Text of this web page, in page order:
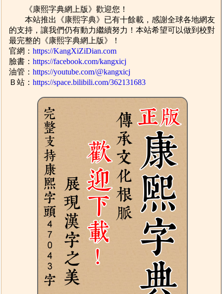
《康熙字典網上版》歡迎您！
本站推出《康熙字典》已有十餘載，感謝全球各地網友
的支持，讓我們仍有動力繼續努力！本站希望可以做到校對
最完整的《康熙字典網上版》！
官網：https://KangXiZiDian.com
臉書：https://facebook.com/kangxicj
油管：https://youtube.com/@kangxicj
Ｂ站：https://space.bilibili.com/362131683